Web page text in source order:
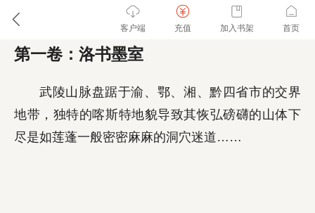
第一卷：洛书墨室
武陵山脉盘踞于渝、鄂、湘、黔四省市的交界
地带，独特的喀斯特地貌导致其恢弘磅礴的山体下
尽是如莲蓬一般密密麻麻的洞穴迷道……
客户端 充值 加入书架 首页